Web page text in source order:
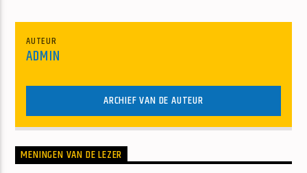
AUTEUR
ADMIN
ARCHIEF VAN DE AUTEUR
MENINGEN VAN DE LEZER